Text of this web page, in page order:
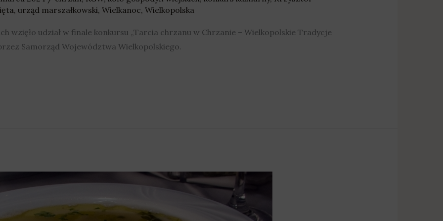
, urząd marszałkowski, Wielkanoc, Wielkopolska
wzięło udział w finale konkursu „Tarcia chrzanu w Chrzanie – Wielkopolskie Tradycje
Samorząd Województwa Wielkopolskiego.